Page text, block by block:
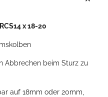
x 18-20
Abbrechen beim Sturz zu
auf 18mm oder 20mm,